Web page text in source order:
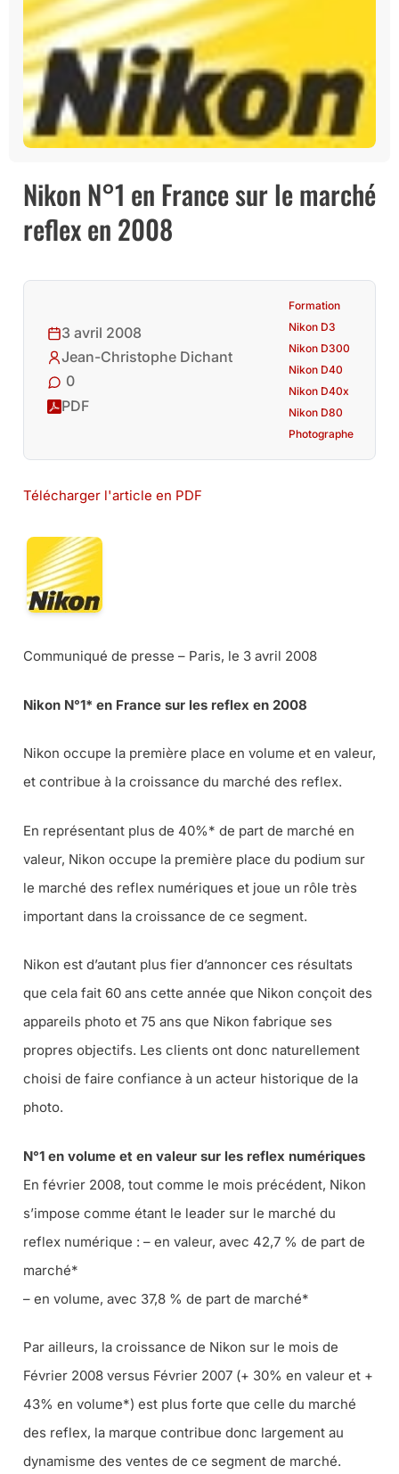
Nikon N°1 en France sur le marché
reflex en 2008
3 avril 2008
Jean-Christophe Dichant
0
PDF
Formation
Nikon D3
Nikon D300
Nikon D40
Nikon D40x
Nikon D80
Photographe
Télécharger l'article en PDF
Communiqué de presse – Paris, le 3 avril 2008
Nikon N°1* en France sur les reflex en 2008
Nikon occupe la première place en volume et en valeur,
et contribue à la croissance du marché des reflex.
En représentant plus de 40%* de part de marché en
valeur, Nikon occupe la première place du podium sur
le marché des reflex numériques et joue un rôle très
important dans la croissance de ce segment.
Nikon est d’autant plus fier d’annoncer ces résultats
que cela fait 60 ans cette année que Nikon conçoit des
appareils photo et 75 ans que Nikon fabrique ses
propres objectifs. Les clients ont donc naturellement
choisi de faire confiance à un acteur historique de la
photo.
N°1 en volume et en valeur sur les reflex numériques
En février 2008, tout comme le mois précédent, Nikon
s’impose comme étant le leader sur le marché du
reflex numérique : – en valeur, avec 42,7 % de part de
marché*
– en volume, avec 37,8 % de part de marché*
Par ailleurs, la croissance de Nikon sur le mois de
Février 2008 versus Février 2007 (+ 30% en valeur et +
43% en volume*) est plus forte que celle du marché
des reflex, la marque contribue donc largement au
dynamisme des ventes de ce segment de marché.